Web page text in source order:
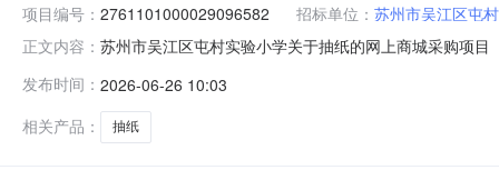
项目编号： 2761101000029096582 招标单位： 苏州市吴江区屯
正文内容： 苏州市吴江区屯村实验小学关于抽纸的网上商城采购项
所在行政区划名称:江苏省苏州市吴江区报价起止时间:-
发布时间： 2026-06-26 10:03
相关产品：
抽纸